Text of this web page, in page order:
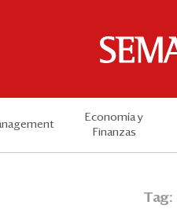
Economía y
Finanzas
Tag: